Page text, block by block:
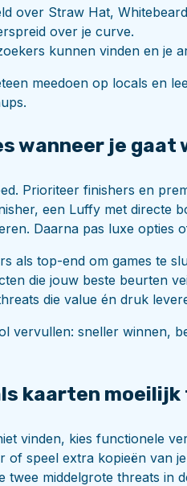
over Straw Hat,
over je curve.
kunnen vinden en je
meedoen op locals en
wanneer je gaat
Prioriteer finishers en
een Luffy met directe
Daarna pas luxe opties
als top-end om games te
die jouw beste beurten
die value én druk
vervullen: sneller winnen,
kaarten moeilijk
vinden, kies functionele
of speel extra kopieën van
twee middelgrote threats in